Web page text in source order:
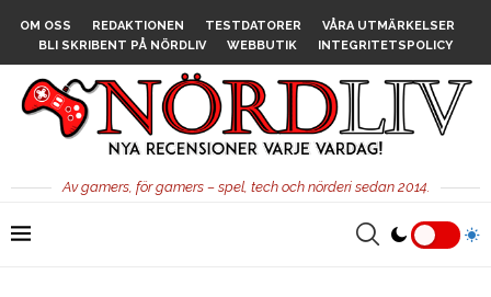
OM OSS REDAKTIONEN TESTDATORER
VÅRA UTMÄRKELSER
BLI SKRIBENT PÅ NÖRDLIV
WEBBUTIK INTEGRITETSPOLICY
Av gamers, för gamers – spel, tech och nörderi sedan 2014.